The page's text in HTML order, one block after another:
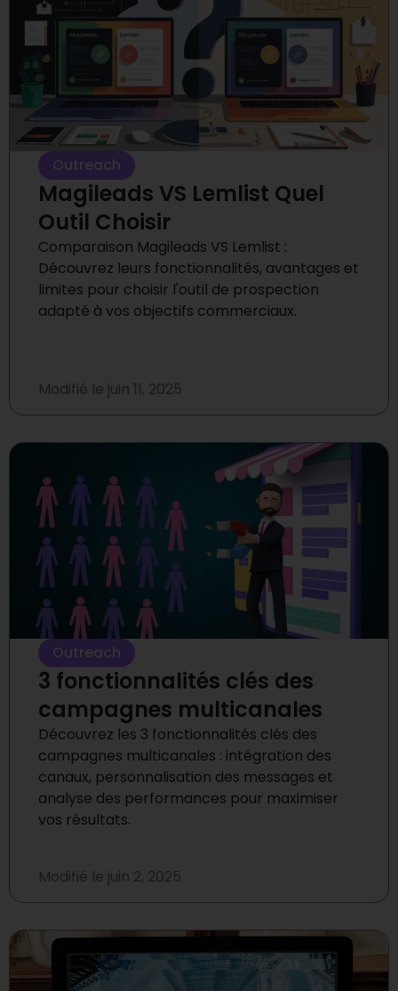
Outreach
Magileads VS Lemlist Quel
Outil Choisir
Comparaison Magileads VS Lemlist :
Découvrez leurs fonctionnalités, avantages et
limites pour choisir l'outil de prospection
adapté à vos objectifs commerciaux.
Modifié le juin 11, 2025
Outreach
3 fonctionnalités clés des
campagnes multicanales
Découvrez les 3 fonctionnalités clés des
campagnes multicanales : intégration des
canaux, personnalisation des messages et
analyse des performances pour maximiser
vos résultats.
Modifié le juin 2, 2025